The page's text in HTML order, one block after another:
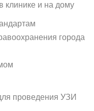
клинике и на дому
города
проведения УЗИ